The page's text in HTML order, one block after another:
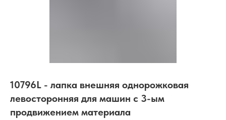
10796L - лапка внешняя однорожковая
левосторонняя для машин с 3-ым
продвижением материала